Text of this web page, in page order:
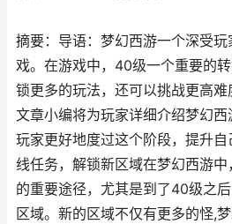
摘要：导语：梦幻西游一个深受
戏。在游戏中，40级一个重要的
锁更多的玩法，还可以挑战更高
文章小编将为玩家详细介绍梦幻
玩家更好地度过这个阶段，提升自
线任务，解锁新区域在梦幻西游
的重要途径，尤其是到了40级之
区域。新的区域不仅有更多的怪,